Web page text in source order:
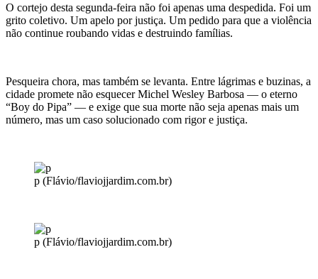
O cortejo desta segunda-feira não foi apenas uma despedida. Foi um
grito coletivo. Um apelo por justiça. Um pedido para que a violência
não continue roubando vidas e destruindo famílias.
Pesqueira chora, mas também se levanta. Entre lágrimas e buzinas, a
cidade promete não esquecer Michel Wesley Barbosa — o eterno
“Boy do Pipa” — e exige que sua morte não seja apenas mais um
número, mas um caso solucionado com rigor e justiça.
p (Flávio/flaviojjardim.com.br)
p (Flávio/flaviojjardim.com.br)